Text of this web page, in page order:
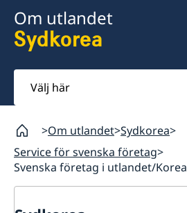
Om utlandet
Sydkorea
Välj
här
Om utlandet Sydkorea
Service för svenska företag
Svenska företag i utlandet/Korea